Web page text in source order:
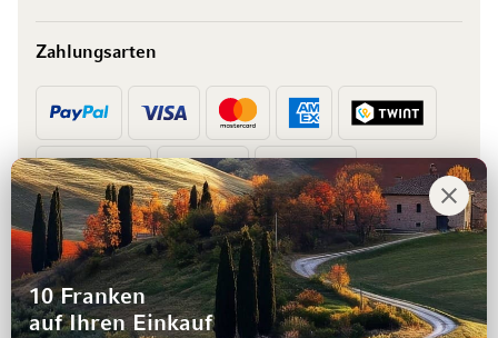
Zahlungsarten
Vorkasse Rechnung
10 Franken
auf Ihren Einkauf